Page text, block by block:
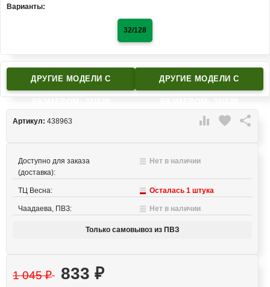
Варианты:
32/128
ДРУГИЕ МОДЕЛИ C ДРУГИЕ МОДЕЛИ C
 favorite 
Артикул: 438963
Доступно для заказа
(доставка):
Нет в наличии
ТЦ Весна: Осталась 1 штука
Чаадаева, ПВЗ: Нет в наличии
Только самовывоз из ПВЗ
1 045₽ 833 ₽